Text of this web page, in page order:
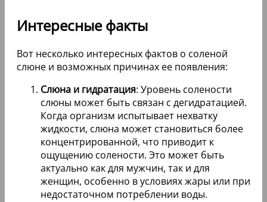
Интересные факты
Вот несколько интересных фактов о соленой
слюне и возможных причинах ее появления:
Слюна и гидратация: Уровень солености
слюны может быть связан с дегидратацией.
Когда организм испытывает нехватку
жидкости, слюна может становиться более
концентрированной, что приводит к
ощущению солености. Это может быть
актуально как для мужчин, так и для
женщин, особенно в условиях жары или при
недостаточном потреблении воды.